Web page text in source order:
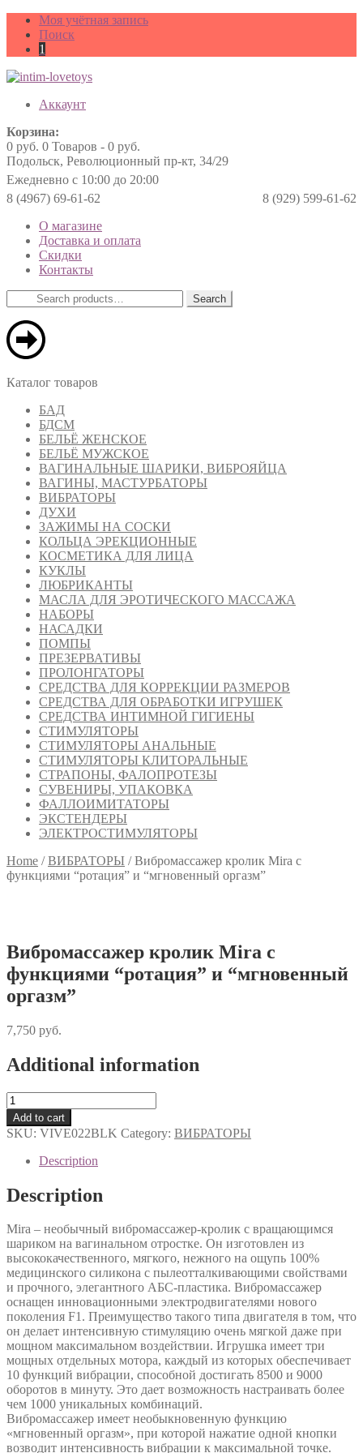
Моя учётная запись
Поиск
1
Аккаунт
Корзина:
0 руб. 0 Товаров - 0 руб.
Подольск, Революционный пр-кт, 34/29
Ежедневно с 10:00 до 20:00
8 (4967) 69-61-62
8 (929) 599-61-62
О магазине
Доставка и оплата
Скидки
Контакты
Search
for:
Search
Каталог товаров
БАД
БДСМ
БЕЛЬЁ ЖЕНСКОЕ
БЕЛЬЁ МУЖСКОЕ
ВАГИНАЛЬНЫЕ ШАРИКИ, ВИБРОЯЙЦА
ВАГИНЫ, МАСТУРБАТОРЫ
ВИБРАТОРЫ
ДУХИ
ЗАЖИМЫ НА СОСКИ
КОЛЬЦА ЭРЕКЦИОННЫЕ
КОСМЕТИКА ДЛЯ ЛИЦА
КУКЛЫ
ЛЮБРИКАНТЫ
МАСЛА ДЛЯ ЭРОТИЧЕСКОГО МАССАЖА
НАБОРЫ
НАСАДКИ
ПОМПЫ
ПРЕЗЕРВАТИВЫ
ПРОЛОНГАТОРЫ
СРЕДСТВА ДЛЯ КОРРЕКЦИИ РАЗМЕРОВ
СРЕДСТВА ДЛЯ ОБРАБОТКИ ИГРУШЕК
СРЕДСТВА ИНТИМНОЙ ГИГИЕНЫ
СТИМУЛЯТОРЫ
СТИМУЛЯТОРЫ АНАЛЬНЫЕ
СТИМУЛЯТОРЫ КЛИТОРАЛЬНЫЕ
СТРАПОНЫ, ФАЛОПРОТЕЗЫ
СУВЕНИРЫ, УПАКОВКА
ФАЛЛОИМИТАТОРЫ
ЭКСТЕНДЕРЫ
ЭЛЕКТРОСТИМУЛЯТОРЫ
Home /ВИБРАТОРЫ /Вибромассажер кролик Mira с
функциями “ротация” и “мгновенный оргазм”
Вибромассажер кролик Mira с
функциями “ротация” и “мгновенный
оргазм”
7,750 руб.
Additional information
Вибромассажер
кролик
Mira
с
функциями
"ротация"
и
"мгновенный
quantity
Add to cart
SKU: VIVE022BLK Category: ВИБРАТОРЫ
Description
Description
Mira – необычный вибромассажер-кролик с вращающимся
шариком на вагинальном отростке. Он изготовлен из
высококачественного, мягкого, нежного на ощупь 100%
медицинского силикона с пылеотталкивающими свойствами
и прочного, элегантного АБС-пластика. Вибромассажер
оснащен инновационными электродвигателями нового
поколения F1. Преимущество такого типа двигателя в том, что
он делает интенсивную стимуляцию очень мягкой даже при
мощном максимальном воздействии. Игрушка имеет три
мощных отдельных мотора, каждый из которых обеспечивает
10 функций вибрации, способной достигать 8500 и 9000
оборотов в минуту. Это дает возможность настраивать более
чем 1000 уникальных комбинаций.
Вибромассажер имеет необыкновенную функцию
«мгновенный оргазм», при которой нажатие одной кнопки
возводит интенсивность вибрации к максимальной точке.